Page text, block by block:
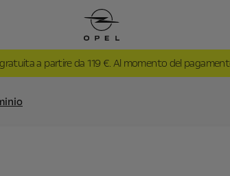
a partire da 119 €. Al momento del